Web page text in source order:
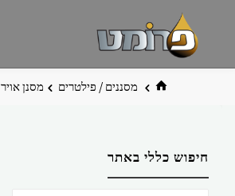
בית מסננים / פילטרים מסנן אויר
חיפוש כללי באתר